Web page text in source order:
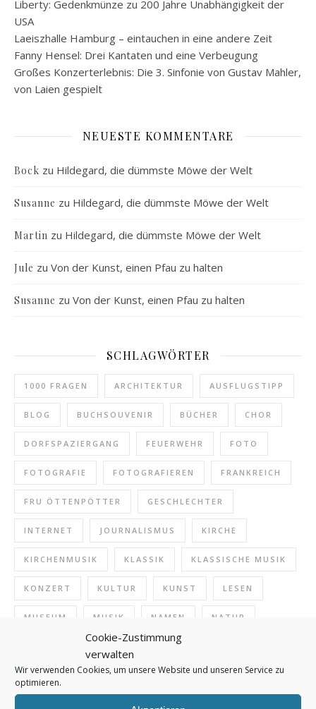
Cookie-Zustimmung
verwalten
Wir verwenden Cookies, um unsere Website und unseren Service zu
optimieren.
Liberty: Gedenkmünze zu 200 Jahre Unabhängigkeit der
USA
Laeiszhalle Hamburg – eintauchen in eine andere Zeit
Fanny Hensel: Drei Kantaten und eine Verbeugung
Großes Konzerterlebnis: Die 3. Sinfonie von Gustav Mahler,
von Laien gespielt
NEUESTE KOMMENTARE
Bock zu Hildegard, die dümmste Möwe der Welt
Susanne zu Hildegard, die dümmste Möwe der Welt
Martin zu Hildegard, die dümmste Möwe der Welt
Jule zu Von der Kunst, einen Pfau zu halten
Susanne zu Von der Kunst, einen Pfau zu halten
SCHLAGWÖRTER
1000 FRAGEN ARCHITEKTUR AUSFLUGSTIPP
BLOG BUCHSOUVENIR BÜCHER CHOR
DORFSPAZIERGANG FEUERWEHR FOTO
FOTOGRAFIE FOTOGRAFIEREN FRANKREICH
FRU ÖTTENPÖTTER GESCHLECHTER
INTERNET JOURNALISMUS KIRCHE
KIRCHENMUSIK KLASSIK KLASSISCHE MUSIK
KONZERT KULTUR KUNST LESEN
MUSEUM MUSIK NAMEN NATUR
POLIZEI
POLIZEIDEUTSCH PRESSE REDAKTION
SCHREIBEN